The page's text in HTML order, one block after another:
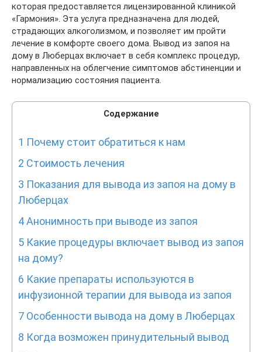
которая предоставляется лицензированной клиникой
«Гармония». Эта услуга предназначена для людей,
страдающих алкоголизмом, и позволяет им пройти
лечение в комфорте своего дома. Вывод из запоя на
дому в Люберцах включает в себя комплекс процедур,
направленных на облегчение симптомов абстиненции и
нормализацию состояния пациента.
Содержание
1 Почему стоит обратиться к нам
2 Стоимость лечения
3 Показания для вывода из запоя на дому в
Люберцах
4Анонимность при выводе из запоя
5 Какие процедуры включает вывод из запоя
на дому?
6 Какие препараты используются в
инфузионной терапии для вывода из запоя
7 Особенности вывода на дому в Люберцах
8 Когда возможен принудительный вывод